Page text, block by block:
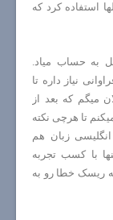
استفاده کرد که
به حساب میاد.
نیاز داره تا
میگم که بعد از
تا هرچی نکته
زبان هم
با کسب تجربه
ریسک خطا رو به